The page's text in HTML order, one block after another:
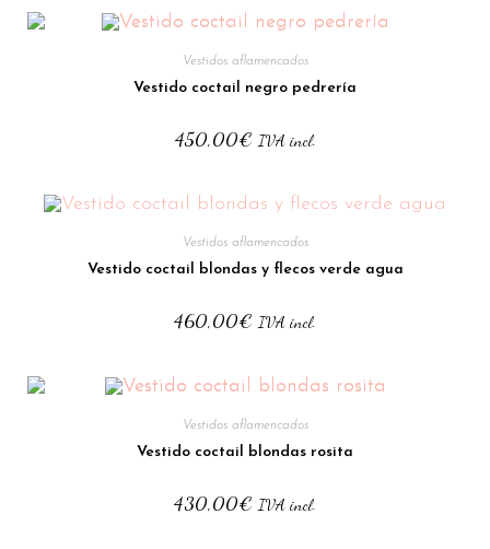
Vestidos aflamencados
Vestido coctail negro pedrería
450,00€ IVA incl.
Vestidos aflamencados
Vestido coctail blondas y flecos verde agua
460,00€ IVA incl.
Vestidos aflamencados
Vestido coctail blondas rosita
430,00€ IVA incl.